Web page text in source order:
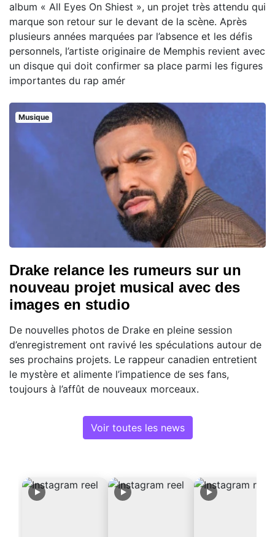
album « All Eyes On Shiest », un projet très attendu qui
marque son retour sur le devant de la scène. Après
plusieurs années marquées par l’absence et les défis
personnels, l’artiste originaire de Memphis revient avec
un disque qui doit confirmer sa place parmi les figures
importantes du rap amér
Musique
Drake relance les rumeurs sur un
nouveau projet musical avec des
images en studio
De nouvelles photos de Drake en pleine session
d’enregistrement ont ravivé les spéculations autour de
ses prochains projets. Le rappeur canadien entretient
le mystère et alimente l’impatience de ses fans,
toujours à l’affût de nouveaux morceaux.
Voir toutes les news